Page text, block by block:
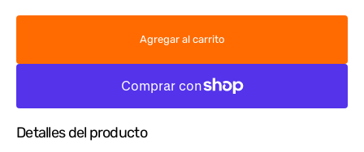
Agregar al carrito
Detalles del producto